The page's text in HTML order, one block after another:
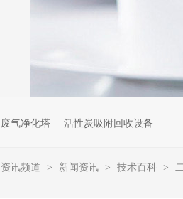
废气净化塔 活性炭吸附回收设备
资讯频道 > 新闻资讯 > 技术百科 >